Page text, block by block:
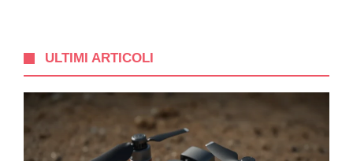
ULTIMI ARTICOLI